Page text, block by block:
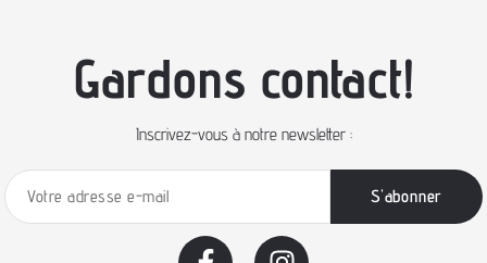
Gardons contact!
Inscrivez-vous à notre newsletter :